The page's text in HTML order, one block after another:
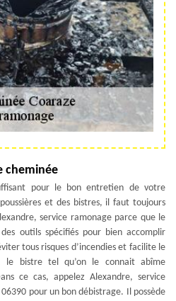
cheminée
pour le bon entretien de votre
et des bistres, il faut toujours
service ramonage parce que le
outils spécifiés pour bien accomplir
tous risques d’incendies et facilite le
le bistre tel qu’on le connait abîme
ce cas, appelez Alexandre, service
pour un bon débistrage. Il possède